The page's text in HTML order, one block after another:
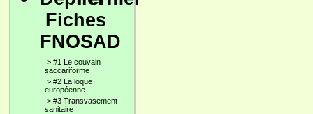
Fiches
FNOSAD
> #1 Le couvain
saccariforme
> #2 La loque
européenne
> #3 Transvasement
sanitaire